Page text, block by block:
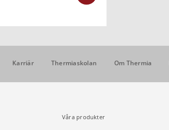
Karriär Thermiaskolan Om Thermia
Våra produkter